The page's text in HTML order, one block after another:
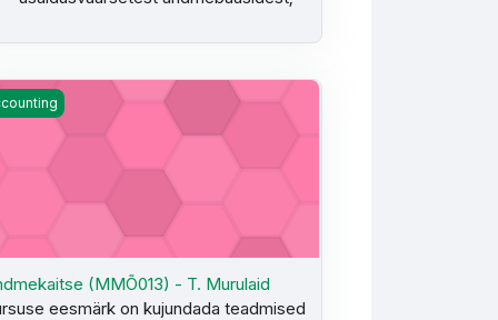
- H. Freienthal(MMÕ013) - T. Murulaid
(MMÕ013) - T. Murulaid
eesmärk on kujundada teadmised